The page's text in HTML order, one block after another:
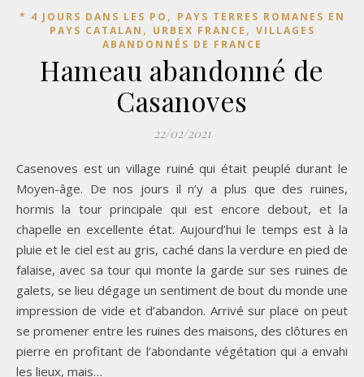
* 4 JOURS DANS LES PO , PAYS TERRES ROMANES EN
PAYS CATALAN , URBEX FRANCE , VILLAGES
ABANDONNÉS DE FRANCE
Hameau abandonné de
Casanoves
22/02/2021
Casenoves est un village ruiné qui était peuplé durant le
Moyen-âge. De nos jours il n’y a plus que des ruines,
hormis la tour principale qui est encore debout, et la
chapelle en excellente état. Aujourd’hui le temps est à la
pluie et le ciel est au gris, caché dans la verdure en pied de
falaise, avec sa tour qui monte la garde sur ses ruines de
galets, se lieu dégage un sentiment de bout du monde une
impression de vide et d’abandon. Arrivé sur place on peut
se promener entre les ruines des maisons, des clôtures en
pierre en profitant de l’abondante végétation qui a envahi
les lieux, mais…